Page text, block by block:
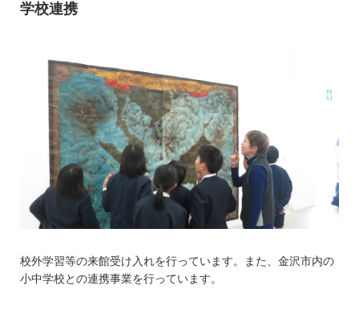
学校連携
校外学習等の来館受け入れを行っています。また、金沢市内の
小中学校との連携事業を行っています。